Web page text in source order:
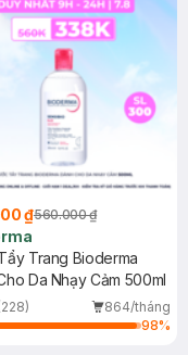
₫560.000 ₫
Trang Bioderma
Da Nhạy Cảm 500ml
864/tháng
98%